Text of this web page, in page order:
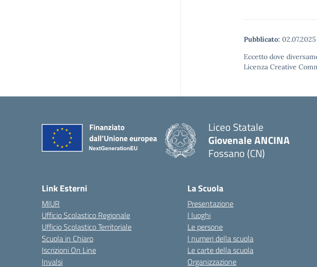
Pubblicato: 02.07.2025
Eccetto dove
Licenza Creative
Liceo Statale
Giovenale ANCINA
Fossano (CN)
Link Esterni
MIUR
Ufficio Scolastico Regionale
Ufficio Scolastico Territoriale
Scuola in Chiaro
Iscrizioni On Line
Invalsi
La Scuola
Presentazione
I luoghi
Le persone
I numeri della scuola
Le carte della scuola
Organizzazione